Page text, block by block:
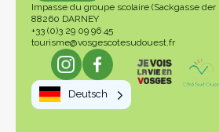
Impasse du groupe scolaire (Sackgasse
88260 DARNEY
+33 (0)3 29 09 96 45
tourisme@vosgescotesudouest.fr
Deutsch